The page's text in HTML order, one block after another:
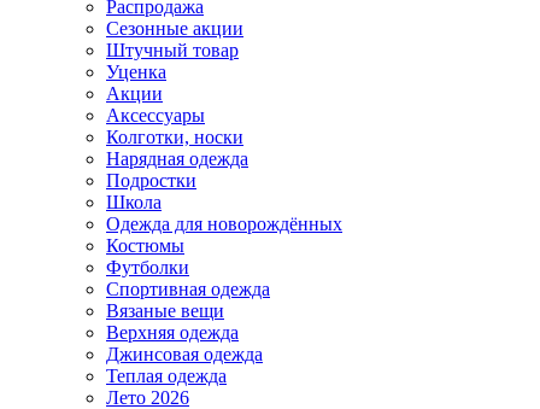
Распродажа
Сезонные акции
Штучный товар
Уценка
Акции
Аксессуары
Колготки, носки
Нарядная одежда
Подростки
Школа
Одежда для новорождённых
Костюмы
Футболки
Спортивная одежда
Вязаные вещи
Верхняя одежда
Джинсовая одежда
Теплая одежда
Лето 2026